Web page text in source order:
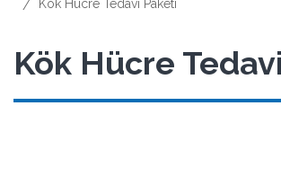
/
Kök Hücre Tedavi Paketi
Kök Hücre